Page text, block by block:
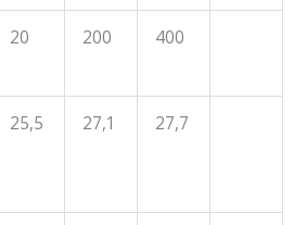
20 200 400
25,5 27,1 27,7